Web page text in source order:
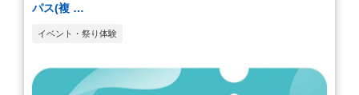
パス(複 …
イベント・祭り体験